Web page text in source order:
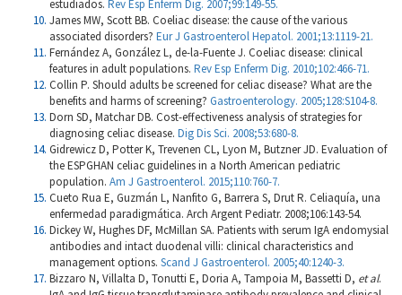
estudiados. Rev Esp Enferm Dig. 2007;99:149-55.
James MW, Scott BB. Coeliac disease: the cause of the various
associated disorders? Eur J Gastroenterol Hepatol. 2001;13:1119-21.
Fernández A, González L, de-la-Fuente J. Coeliac disease: clinical
features in adult populations. Rev Esp Enferm Dig. 2010;102:466-71.
Collin P. Should adults be screened for celiac disease? What are the
benefits and harms of screening? Gastroenterology. 2005;128:S104-8.
Dorn SD, Matchar DB. Cost-effectiveness analysis of strategies for
diagnosing celiac disease. Dig Dis Sci. 2008;53:680-8.
Gidrewicz D, Potter K, Trevenen CL, Lyon M, Butzner JD. Evaluation of
the ESPGHAN celiac guidelines in a North American pediatric
population. Am J Gastroenterol. 2015;110:760-7.
Cueto Rua E, Guzmán L, Nanfito G, Barrera S, Drut R. Celiaquía, una
enfermedad paradigmática. Arch Argent Pediatr. 2008;106:143-54.
Dickey W, Hughes DF, McMillan SA. Patients with serum IgA endomysial
antibodies and intact duodenal villi: clinical characteristics and
management options. Scand J Gastroenterol. 2005;40:1240-3.
Bizzaro N, Villalta D, Tonutti E, Doria A, Tampoia M, Bassetti D, et al.